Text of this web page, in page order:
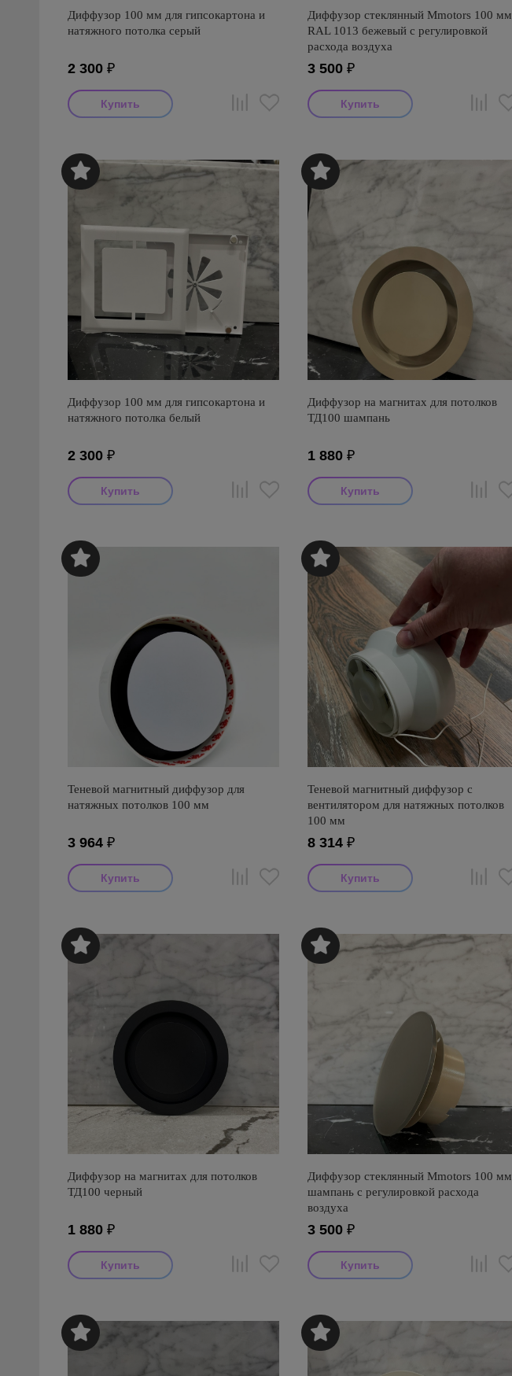
Диффузор 100 мм для гипсокартона и
натяжного потолка серый
2 300 ₽
Диффузор стеклянный Mmotors 100 мм
RAL 1013 бежевый с регулировкой
расхода воздуха
3 500₽
Диффузор 100 мм для гипсокартона и
натяжного потолка белый
2 300 ₽
Диффузор на магнитах для потолков
ТД100 шампань
1 880₽
Теневой магнитный диффузор для
натяжных потолков 100 мм
3 964 ₽
Теневой магнитный диффузор с
вентилятором для натяжных потолков
100 мм
8 314₽
Диффузор на магнитах для потолков
ТД100 черный
1 880 ₽
Диффузор стеклянный Mmotors 100 мм
шампань с регулировкой расхода
воздуха
3 500₽